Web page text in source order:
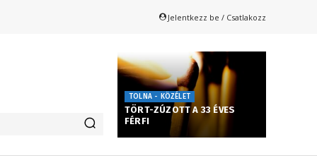
Jelentkezz be / Csatlakozz
TOLNA - KÖZÉLET
TÖRT-ZÚZOTT A 33 ÉVES
FÉRFI